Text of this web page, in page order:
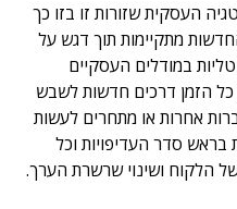
העסקית שזורות זו בזו כך
מתקיימות תוך דגש על
במודלים העסקיים
כל הזמן דרכים חדשות לשבש
אחרות או מתחרים לעשות
בראש סדר העדיפויות וכל
ושינוי שרשרת הערך.